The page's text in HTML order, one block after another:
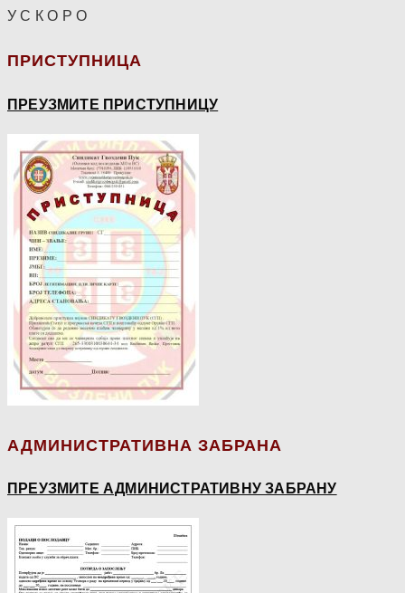
У С К О Р О
ПРИСТУПНИЦА
ПРЕУЗМИТЕ ПРИСТУПНИЦУ
АДМИНИСТРАТИВНА ЗАБРАНА
ПРЕУЗМИТЕ АДМИНИСТРАТИВНУ ЗАБРАНУ